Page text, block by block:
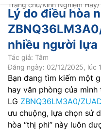
Trang chủ/Kinh Nghiệm Hay/
Lý do điều hòa
nhiều người lựa
Tác giả: Tâm
Đăng ngày: 02/12/2025, lúc
Bạn đang tìm kiếm một
hay văn phòng của
LG ZBNQ36LM3A0/
ưu chuộng, lựa chọn sử
hòa “thị phi” này luôn